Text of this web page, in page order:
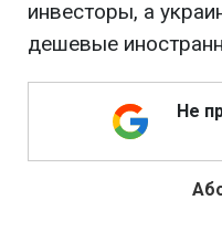
инвесторы, а
дешевые
Не